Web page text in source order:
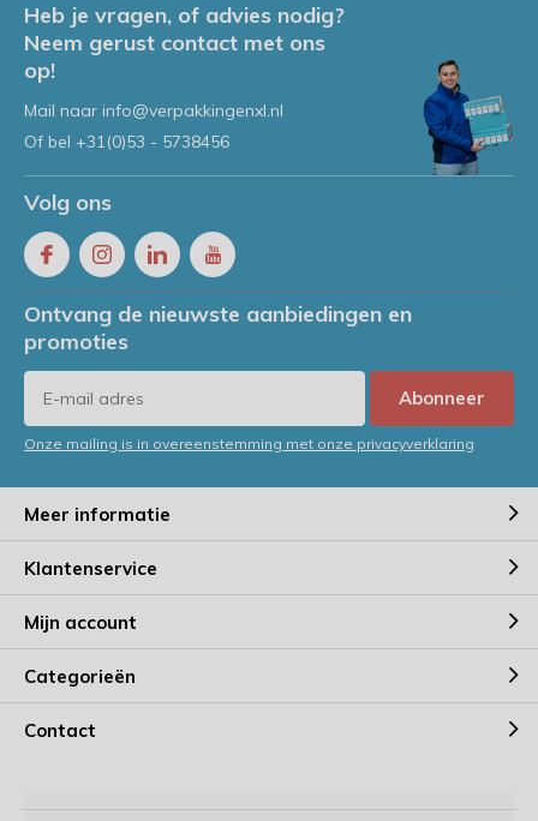
Heb je vragen, of advies nodig?
Neem gerust contact met ons
op!
Mail naar info@verpakkingenxl.nl
Of bel +31(0)53 - 5738456
Volg ons
Ontvang de nieuwste aanbiedingen en
promoties
Abonneer
Onze mailing is in overeenstemming met onze privacyverklaring
Meer informatie
Klantenservice
Mijn account
Categorieën
Contact